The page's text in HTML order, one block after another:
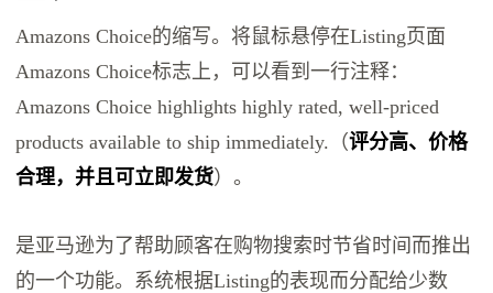
Amazons Choice的缩写。将鼠标悬停在Listing页面
Amazons Choice标志上，可以看到一行注释：
Amazons Choice highlights highly rated, well-priced
products available to ship immediately.（评分高、价格
合理，并且可立即发货）。
是亚马逊为了帮助顾客在购物搜索时节省时间而推出
的一个功能。系统根据Listing的表现而分配给少数